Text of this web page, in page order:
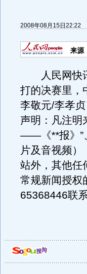
2008年08月15日22:22
来源
人民网快讯
打的决赛里，
李敬元/李孝
声明：凡注明
――《**报》”
片及音视频
站外，其他任
常规新闻授权
65368446联